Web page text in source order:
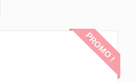
PROMO !